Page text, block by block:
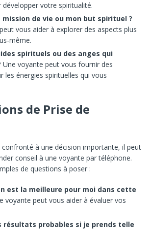
développer votre spiritualité.
mission de vie ou mon but spirituel ?
vous aider à explorer des aspects plus
même.
spirituels ou des anges qui
Une voyante peut vous fournir des
les énergies spirituelles qui vous
de Prise de
à une décision importante, il peut
conseil à une voyante par téléphone.
de questions à poser :
est la meilleure pour moi dans cette
voyante peut vous aider à évaluer vos
résultats probables si je prends telle